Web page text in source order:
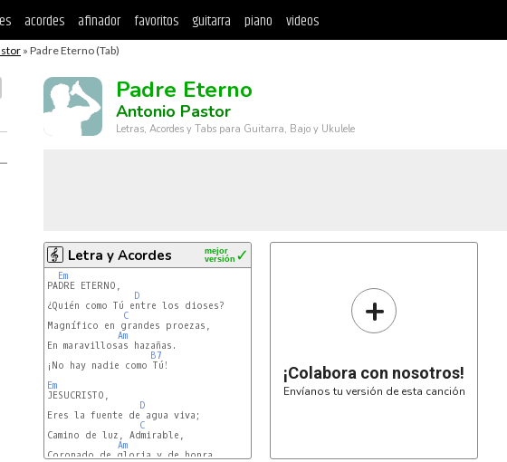
acordes afinador favoritos guitarra piano videos
» Padre Eterno (Tab)
Padre Eterno
Antonio Pastor
Letras, Acordes y Tabs para Guitarra, Bajo y Ukulele
Letra y Acordes ✓
mejor
versión
Em
PADRE ETERNO,
D
¿Quién como Tú entre los dioses?
C
Magnífico en grandes proezas,
Am
En maravillosas hazañas.
B7
¡No hay nadie como Tú!
Em
D
Eres la fuente de agua viva;
C
Camino de luz, Admirable,
Am
Coronado de gloria y de honra.
+
¡Colabora con nosotros!
Envíanos tu versión de esta canción